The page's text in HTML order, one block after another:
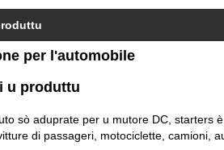
per l'automobile
u produttu
sò aduprate per u mutore DC, starters
di passageri, motociclette, camioni,